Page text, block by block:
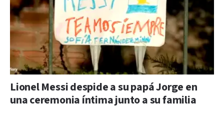
Lionel Messi despide a su papá Jorge en
una ceremonia íntima junto a su familia